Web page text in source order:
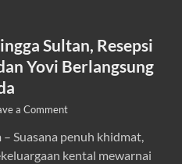
Sultan, Resepsi
Yovi Berlangsung
a Comment
Suasana penuh khidmat,
kental mewarnai